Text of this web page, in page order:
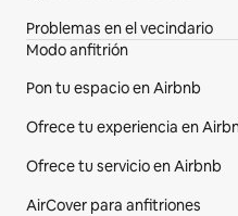
Problemas en el vecindario
Modo anfitrión
Pon tu espacio en Airbnb
Ofrece tu experiencia en
Ofrece tu servicio en Airbnb
AirCover para anfitriones